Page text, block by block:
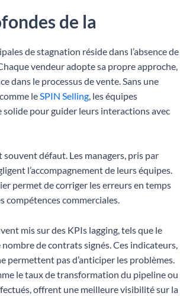
de la
de stagnation réside dans l’absence de
vendeur adopte sa propre approche,
dans le processus de vente. Sans une
le SPIN Selling , les équipes
solide pour guider leurs interactions avec
souvent défaut. Les managers, pris par
l’accompagnement de leurs équipes.
permet de corriger les erreurs en temps
compétences commerciales.
mis sur des KPIs lagging, tels que le
nombre de contrats signés. Ces indicateurs,
permettent pas d’anticiper les problèmes.
le taux de transformation du pipeline ou
offrent une meilleure visibilité sur la